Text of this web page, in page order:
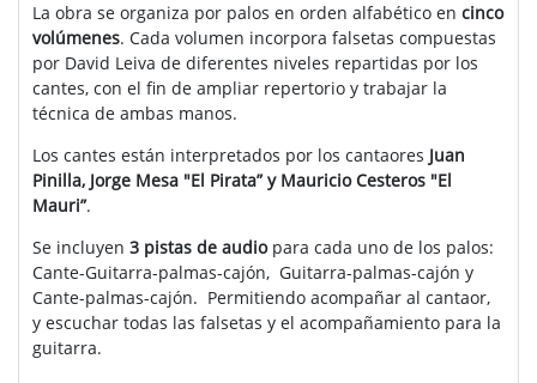
La obra se organiza por palos en orden alfabético en cinco
volúmenes. Cada volumen incorpora falsetas compuestas
por David Leiva de diferentes niveles repartidas por los
cantes, con el fin de ampliar repertorio y trabajar la
técnica de ambas manos.
Los cantes están interpretados por los cantaores Juan
Pinilla, Jorge Mesa "El Pirata” y Mauricio Cesteros "El
Mauri”.
Se incluyen 3 pistas de audiopara cada uno de los palos:
Cante-Guitarra-palmas-cajón, Guitarra-palmas-cajón y
Cante-palmas-cajón. Permitiendo acompañar al cantaor,
y escuchar todas las falsetas y el acompañamiento para la
guitarra.